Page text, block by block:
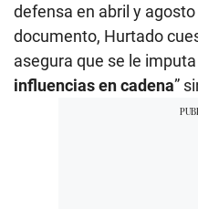
defensa en abril y
documento, Hurtado
asegura que se le
influencias en cadena”